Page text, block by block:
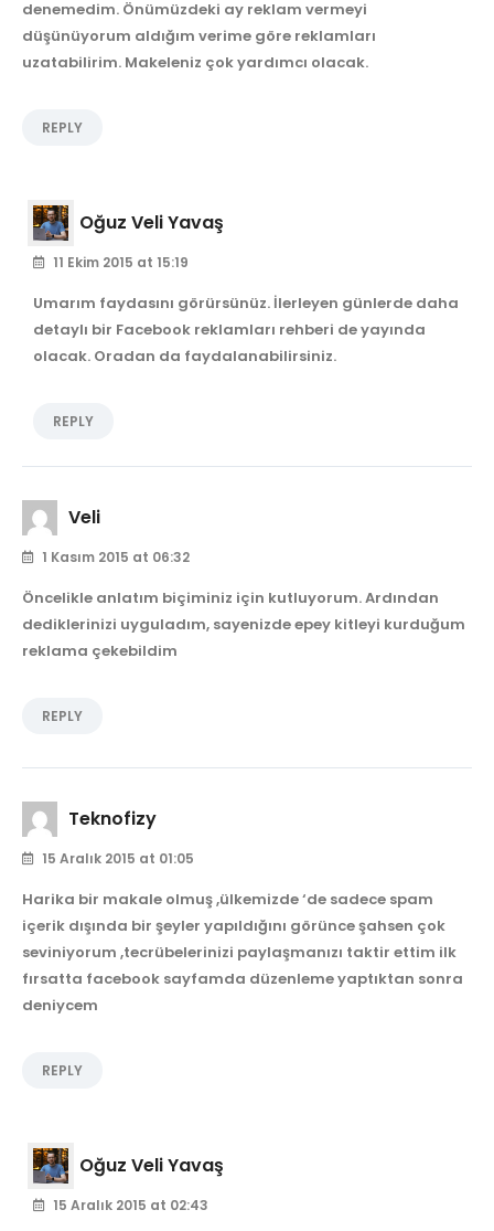
denemedim. Önümüzdeki ay reklam vermeyi
düşünüyorum aldığım verime göre reklamları
uzatabilirim. Makeleniz çok yardımcı olacak.
REPLY
Oğuz Veli Yavaş
11 Ekim 2015 at 15:19
Umarım faydasını görürsünüz. İlerleyen günlerde daha
detaylı bir Facebook reklamları rehberi de yayında
olacak. Oradan da faydalanabilirsiniz.
REPLY
Veli
1 Kasım 2015 at 06:32
Öncelikle anlatım biçiminiz için kutluyorum. Ardından
dediklerinizi uyguladım, sayenizde epey kitleyi kurduğum
reklama çekebildim
REPLY
Teknofizy
15 Aralık 2015 at 01:05
Harika bir makale olmuş ,ülkemizde ‘de sadece spam
içerik dışında bir şeyler yapıldığını görünce şahsen çok
seviniyorum ,tecrübelerinizi paylaşmanızı taktir ettim ilk
fırsatta facebook sayfamda düzenleme yaptıktan sonra
deniycem
REPLY
Oğuz Veli Yavaş
15 Aralık 2015 at 02:43